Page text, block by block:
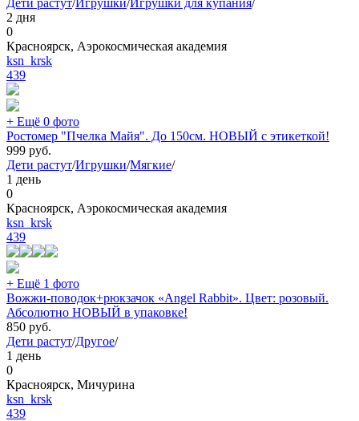
Дети растут/Игрушки/Игрушки для купания/
2 дня
0
Красноярск, Аэрокосмическая академия
ksn_krsk
439
+ Ещё 0 фото
Ростомер "Пчелка Майя". До 150см. НОВЫЙ с этикеткой!
999 руб.
Дети растут/Игрушки/Мягкие/
1 день
0
Красноярск, Аэрокосмическая академия
ksn_krsk
439
+ Ещё 1 фото
Вожжи-поводок+рюкзачок «Angel Rabbit». Цвет: розовый.
Абсолютно НОВЫЙ в упаковке!
850 руб.
Дети растут/Другое/
1 день
0
Красноярск, Мичурина
ksn_krsk
439